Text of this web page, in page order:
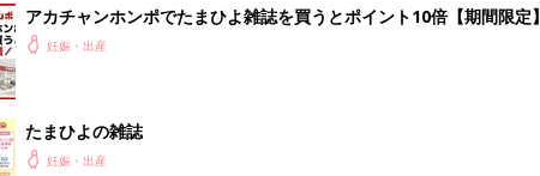
アカチャンホンポでたまひよ雑誌を買うとポイント10倍【期間限定】
妊娠・出産
たまひよの雑誌
妊娠・出産